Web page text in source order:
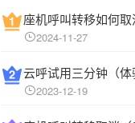
2024-11-27
2023-12-19